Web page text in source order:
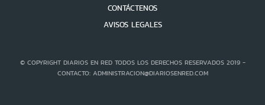
CONTÁCTENOS
AVISOS LEGALES
© COPYRIGHT DIARIOS EN RED TODOS LOS DERECHOS RESERVADOS 2019 -
CONTACTO: ADMINISTRACION@DIARIOSENRED.COM